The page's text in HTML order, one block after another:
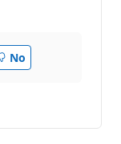
No